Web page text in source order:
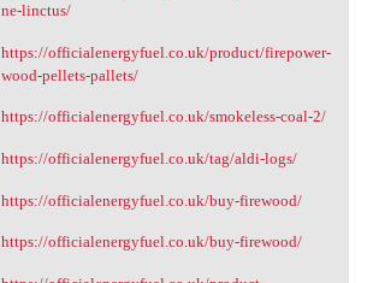
ne-linctus/
https://officialenergyfuel.co.uk/product/firepower-
wood-pellets-pallets/
https://officialenergyfuel.co.uk/smokeless-coal-2/
https://officialenergyfuel.co.uk/tag/aldi-logs/
https://officialenergyfuel.co.uk/buy-firewood/
https://officialenergyfuel.co.uk/buy-firewood/